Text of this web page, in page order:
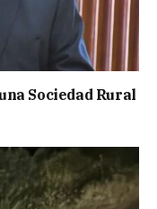
Sociedad Rural